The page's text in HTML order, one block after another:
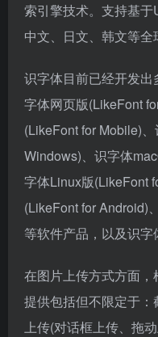
索引擎技术。支持基于
中文、日文、韩文等全
识字体目前已经开发
字体网页版(LikeFont
(LikeFont for Mobile)
Windows)、识字体
字体Linux版(LikeFont
(LikeFont for Android)
等软件产品，以及识字
在图片上传方式方面
提供包括但不限定于
上传(对话框上传、拖